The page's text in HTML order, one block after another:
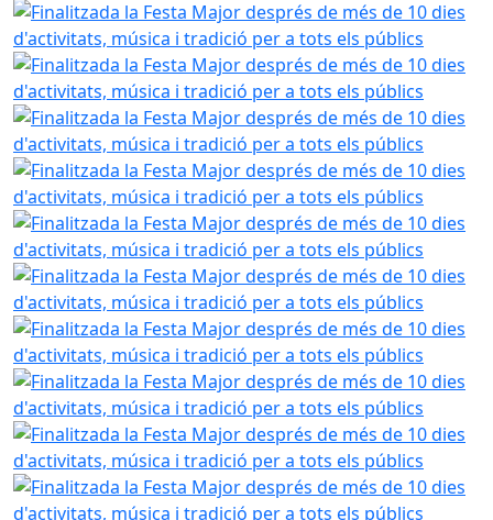
Finalitzada la Festa Major després de més de 10 dies
Finalitzada la Festa Major després de més de 10 dies
Finalitzada la Festa Major després de més de 10 dies
Finalitzada la Festa Major després de més de 10 dies
Finalitzada la Festa Major després de més de 10 dies
Finalitzada la Festa Major després de més de 10 dies
Finalitzada la Festa Major després de més de 10 dies
Finalitzada la Festa Major després de més de 10 dies
Finalitzada la Festa Major després de més de 10 dies
Finalitzada la Festa Major després de més de 10 dies